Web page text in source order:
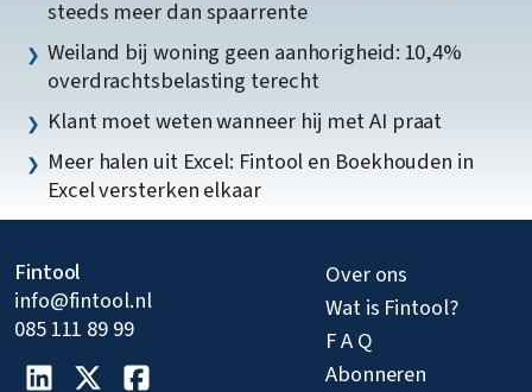
steeds meer dan spaarrente
Weiland bij woning geen aanhorigheid: 10,4%
overdrachtsbelasting terecht
Klant moet weten wanneer hij met AI praat
Meer halen uit Excel: Fintool en Boekhouden in
Excel versterken elkaar
Fintool
info@fintool.nl
085 111 89 99
Over ons
Wat is Fintool?
F A Q
Abonneren